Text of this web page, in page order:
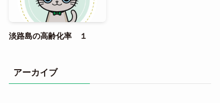
淡路島の高齢化率 １
アーカイブ